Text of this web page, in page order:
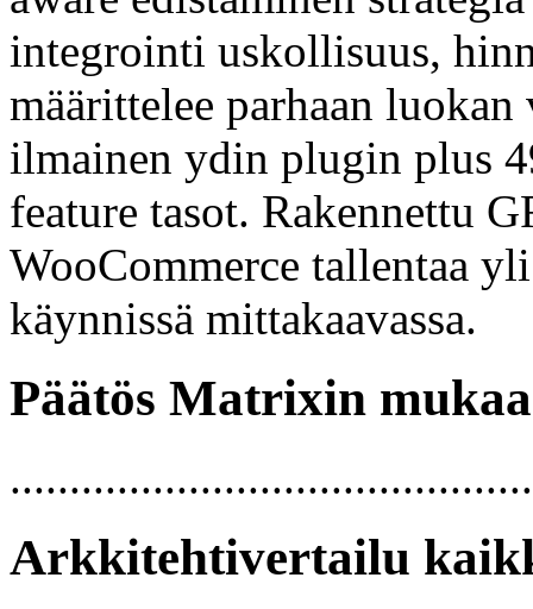
integrointi uskollisuus,
määrittelee parhaan
ilmainen ydin plugin plus
feature tasot. Rakennettu
WooCommerce tallentaa
käynnissä mittakaavassa.
Päätös Matrixin
Arkkitehtivertailu